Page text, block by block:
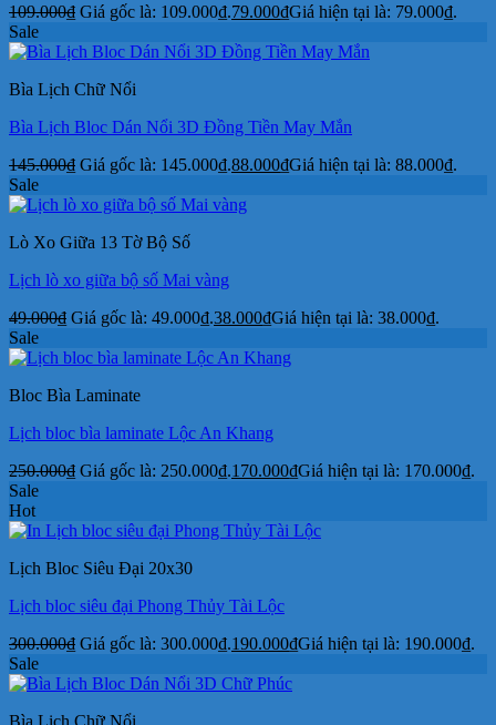
109.000₫ Giá gốc là: 109.000₫.79.000₫Giá hiện tại là: 79.000₫.
Sale
Bìa Lịch Chữ Nổi
Bìa Lịch Bloc Dán Nổi 3D Đồng Tiền May Mắn
145.000₫ Giá gốc là: 145.000₫.88.000₫Giá hiện tại là: 88.000₫.
Sale
Lò Xo Giữa 13 Tờ Bộ Số
Lịch lò xo giữa bộ số Mai vàng
49.000₫ Giá gốc là: 49.000₫.38.000₫Giá hiện tại là: 38.000₫.
Sale
Bloc Bìa Laminate
Lịch bloc bìa laminate Lộc An Khang
250.000₫ Giá gốc là: 250.000₫.170.000₫Giá hiện tại là: 170.000₫.
Sale
Hot
Lịch Bloc Siêu Đại 20x30
Lịch bloc siêu đại Phong Thủy Tài Lộc
300.000₫ Giá gốc là: 300.000₫.190.000₫Giá hiện tại là: 190.000₫.
Sale
Bìa Lịch Chữ Nổi